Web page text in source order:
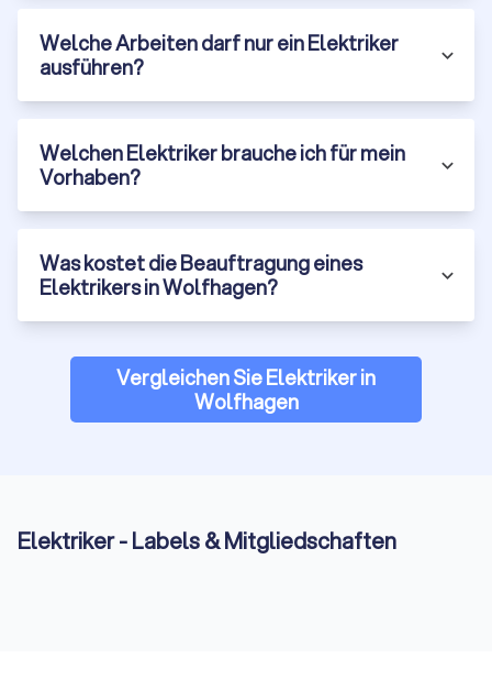
Vertrauen Sie auf Trustlocal, um den besten
Elektriker in Wolfhagen zu finden
sind, bietet Trustlocal die ideale Plattform, um den
passenden Fachmann für Ihr Projekt zu finden. Egal, ob Sie
eine Standardinstallation oder spezielle Fachkenntnisse
benötigen – bei uns können Sie bis zu vier Angebote von
qualifizierten Elektrikern einholen und vergleichen.
Elektriker so einfach und effizient wie möglich zu machen. Mit
Trustlocal finden Sie nicht nur den besten Preis, sondern auch
ein und finden Sie den Elektriker, der am besten zu Ihren
Anforderungen passt!
Trustlocal ist Ihr verlässlicher Partner, wenn es darum geht,
von unserem umfangreichen Netzwerk an Fachleuten in Ihrer
Region.
Welche Arbeiten darf nur ein Elektriker
ausführen?
Welchen Elektriker brauche ich für mein
Vorhaben?
Was kostet die Beauftragung eines
Elektrikers in Wolfhagen?
Vergleichen Sie Elektriker in
Wolfhagen
Elektriker - Labels & Mitgliedschaften